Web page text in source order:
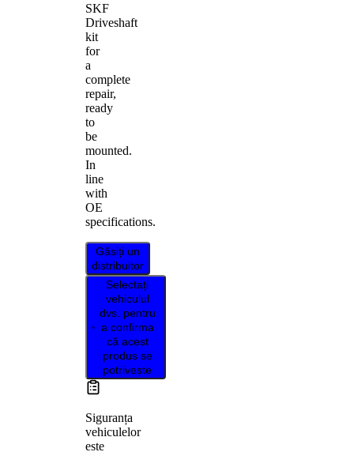
SKF
Driveshaft
kit
for
a
complete
repair,
ready
to
be
mounted.
In
line
with
OE
specifications.
Găsiți un
distribuitor
Selectați
vehiculul
dvs. pentru
a confirma
că acest
produs se
potrivește
Siguranța
vehiculelor
este